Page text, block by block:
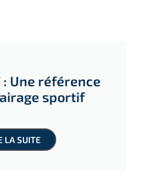
: Une référence
sportif
LA SUITE